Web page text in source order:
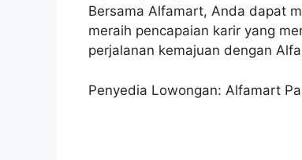
Bersama Alfamart, Anda dapat
meraih pencapaian karir yang
perjalanan kemajuan dengan
Penyedia Lowongan: Alfamart